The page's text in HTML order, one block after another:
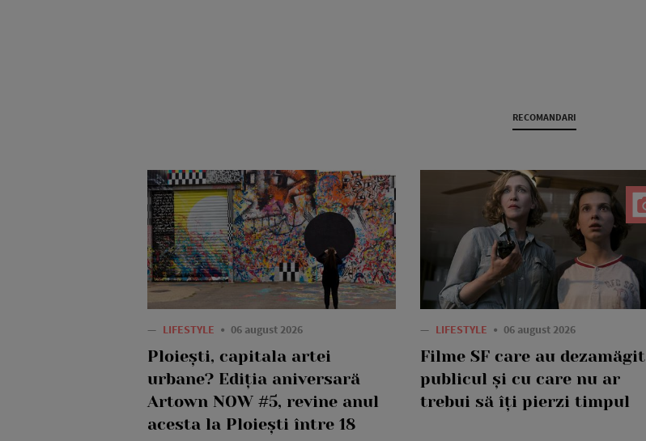
RECOMANDARI
— LIFESTYLE 06 august 2026
Ploiești, capitala artei
urbane? Ediția aniversară
Artown NOW #5, revine anul
acesta la Ploiești între 18
— LIFESTYLE 06 august 2026
Filme SF care au dezamăgit
publicul și cu care nu ar
trebui să îți pierzi timpul